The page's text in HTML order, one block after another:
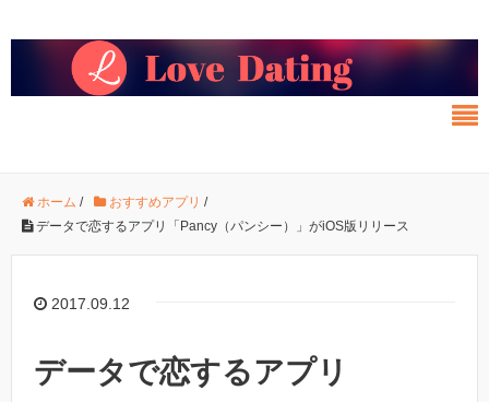
ホーム / おすすめアプリ /
データで恋するアプリ「Pancy（パンシー）」がiOS版リリース
2017.09.12
データで恋するアプリ